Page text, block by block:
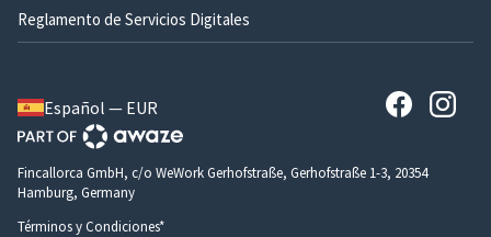
Reglamento de Servicios Digitales
Español — EUR
Fincallorca GmbH, c/o WeWork Gerhofstraße, Gerhofstraße 1-3, 20354
Hamburg, Germany
Términos y Condiciones*